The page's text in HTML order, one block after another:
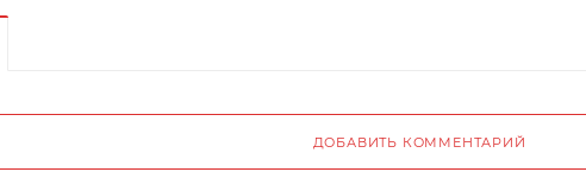
ДОБАВИТЬ КОММЕНТАРИЙ